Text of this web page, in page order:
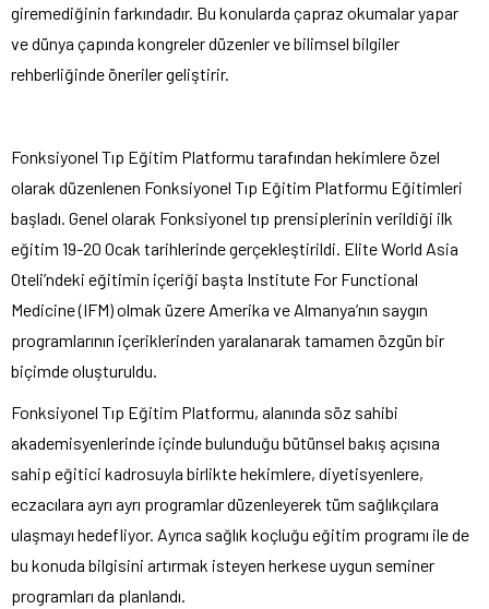
giremediğinin farkındadır. Bu konularda çapraz okumalar yapar
ve dünya çapında kongreler düzenler ve bilimsel bilgiler
rehberliğinde öneriler geliştirir.
Fonksiyonel Tıp Eğitim Platformu tarafından hekimlere özel
olarak düzenlenen Fonksiyonel Tıp Eğitim Platformu Eğitimleri
başladı. Genel olarak Fonksiyonel tıp prensiplerinin verildiği ilk
eğitim 19-20 Ocak tarihlerinde gerçekleştirildi. Elite World Asia
Oteli’ndeki eğitimin içeriği başta Institute For Functional
Medicine (IFM) olmak üzere Amerika ve Almanya’nın saygın
programlarının içeriklerinden yaralanarak tamamen özgün bir
biçimde oluşturuldu.
Fonksiyonel Tıp Eğitim Platformu, alanında söz sahibi
akademisyenlerinde içinde bulunduğu bütünsel bakış açısına
sahip eğitici kadrosuyla birlikte hekimlere, diyetisyenlere,
eczacılara ayrı ayrı programlar düzenleyerek tüm sağlıkçılara
ulaşmayı hedefliyor. Ayrıca sağlık koçluğu eğitim programı ile de
bu konuda bilgisini artırmak isteyen herkese uygun seminer
programları da planlandı.